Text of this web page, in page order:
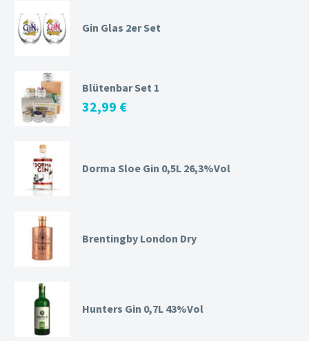
Gin Glas 2er Set
Blütenbar Set 1
32,99 €
Dorma Sloe Gin 0,5L 26,3%Vol
Brentingby London Dry
Hunters Gin 0,7L 43%Vol